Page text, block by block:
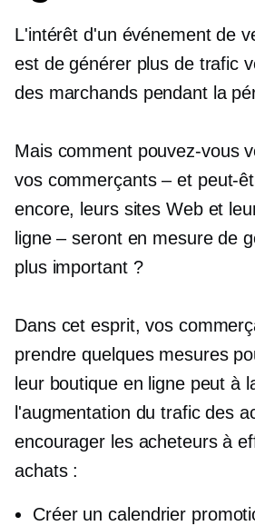
L'intérêt d'un événement de
est de générer plus de trafic
des marchands pendant la
Mais comment pouvez-vous
vos commerçants – et peut-
encore, leurs sites Web et
ligne – seront en mesure de
plus important ?
Dans cet esprit, vos
prendre quelques mesures
leur boutique en ligne peut à
l'augmentation du trafic des
encourager les acheteurs à
achats :
Créer un calendrier